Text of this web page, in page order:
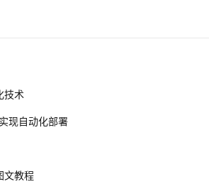
行jar包文件
快速部署.NET Core项目
和配置 GitLab CI 持续集成
的用户使用量已达20亿
技术
现自动化部署
文教程